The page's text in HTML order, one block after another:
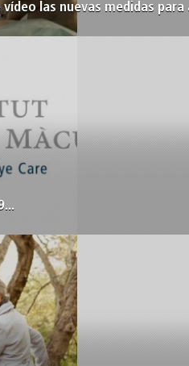
vídeo las nuevas medidas